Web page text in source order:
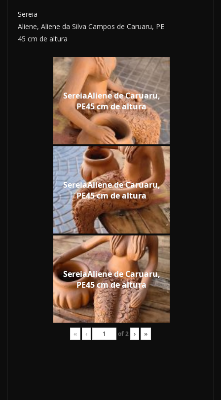
Sereia
Aliene, Aliene da Silva Campos de Caruaru, PE
45 cm de altura
SereiaAliene de Caruaru,
PE45 cm de altura
SereiaAliene de Caruaru,
PE45 cm de altura
SereiaAliene de Caruaru,
PE45 cm de altura
« ‹ of2 › »